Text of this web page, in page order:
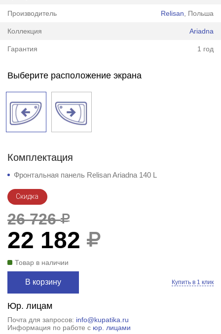
Производитель Relisan , Польша
Коллекция Ariadna
Гарантия 1 год
Выберите расположение экрана
Комплектация
Фронтальная панель Relisan Ariadna 140 L
Скидка
26 726
22 182
Товар в наличии
В корзину Купить в 1 клик
Юр. лицам
Почта для запросов: info@kupatika.ru
Информация по работе с юр. лицами